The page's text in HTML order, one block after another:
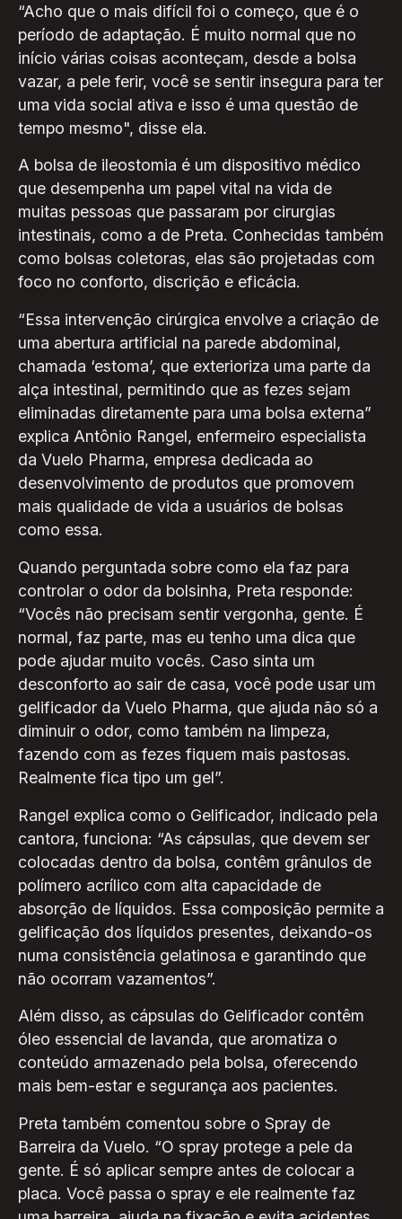
“Acho que o mais difícil foi o começo, que é o
período de adaptação. É muito normal que no
início várias coisas aconteçam, desde a bolsa
vazar, a pele ferir, você se sentir insegura para ter
uma vida social ativa e isso é uma questão de
tempo mesmo", disse ela.
A bolsa de ileostomia é um dispositivo médico
que desempenha um papel vital na vida de
muitas pessoas que passaram por cirurgias
intestinais, como a de Preta. Conhecidas também
como bolsas coletoras, elas são projetadas com
foco no conforto, discrição e eficácia.
“Essa intervenção cirúrgica envolve a criação de
uma abertura artificial na parede abdominal,
chamada ‘estoma’, que exterioriza uma parte da
alça intestinal, permitindo que as fezes sejam
eliminadas diretamente para uma bolsa externa”
explica Antônio Rangel, enfermeiro especialista
da Vuelo Pharma, empresa dedicada ao
desenvolvimento de produtos que promovem
mais qualidade de vida a usuários de bolsas
como essa.
Quando perguntada sobre como ela faz para
controlar o odor da bolsinha, Preta responde:
“Vocês não precisam sentir vergonha, gente. É
normal, faz parte, mas eu tenho uma dica que
pode ajudar muito vocês. Caso sinta um
desconforto ao sair de casa, você pode usar um
gelificador da Vuelo Pharma, que ajuda não só a
diminuir o odor, como também na limpeza,
fazendo com as fezes fiquem mais pastosas.
Realmente fica tipo um gel”.
Rangel explica como o Gelificador, indicado pela
cantora, funciona: “As cápsulas, que devem ser
colocadas dentro da bolsa, contêm grânulos de
polímero acrílico com alta capacidade de
absorção de líquidos. Essa composição permite a
gelificação dos líquidos presentes, deixando-os
numa consistência gelatinosa e garantindo que
não ocorram vazamentos”.
Além disso, as cápsulas do Gelificador contêm
óleo essencial de lavanda, que aromatiza o
conteúdo armazenado pela bolsa, oferecendo
mais bem-estar e segurança aos pacientes.
Preta também comentou sobre o Spray de
Barreira da Vuelo. “O spray protege a pele da
gente. É só aplicar sempre antes de colocar a
placa. Você passa o spray e ele realmente faz